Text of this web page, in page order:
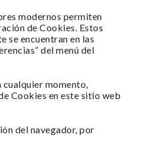
modernos permiten
de Cookies. Estos
se encuentran en las
del menú del
cualquier momento,
Cookies en este sitio web
del navegador, por